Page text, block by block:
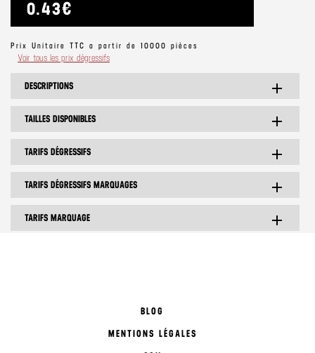
0.43€
Prix Unitaire TTC a partir de 10000 pièces
Voir tous les prix dégressifs
DESCRIPTIONS add
TAILLES DISPONIBLES add
TARIFS DÉGRESSIFS add
TARIFS DÉGRESSIFS MARQUAGES add
TARIFS MARQUAGE add
BLOG
MENTIONS LÉGALES